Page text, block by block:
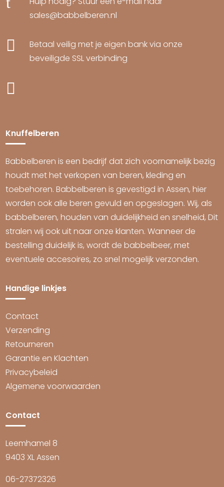
sales@babbelberen.nl

Betaal veilig met je eigen bank via onze
beveiligde SSL verbinding

Knuffelberen
Babbelberen is een bedrijf dat zich voornamelijk bezig
houdt met het verkopen van beren, kleding en
toebehoren. Babbelberen is gevestigd in Assen, hier
worden ook alle beren gevuld en opgeslagen. Wij, als
babbelberen, houden van duidelijkheid en snelheid, Dit
stralen wij ook uit naar onze klanten. Wanneer de
bestelling duidelijk is, wordt de babbelbeer, met
eventuele accesoires, zo snel mogelijk verzonden.
Handige linkjes
Contact
Verzending
Retourneren
Garantie en Klachten
Privacybeleid
Algemene voorwaarden
Contact
Leemhamel 8
9403 XL Assen
06-27372326